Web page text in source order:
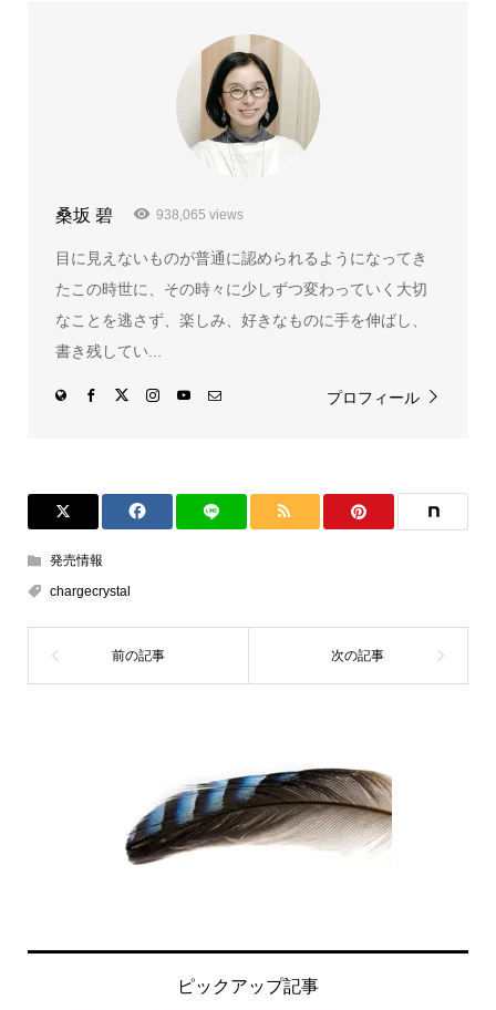
桑坂 碧 938,065 views
目に見えないものが普通に認められるようになってき
たこの時世に、その時々に少しずつ変わっていく大切
なことを逃さず、楽しみ、好きなものに手を伸ばし、
書き残してい...
プロフィール
発売情報
chargecrystal
ピックアップ記事